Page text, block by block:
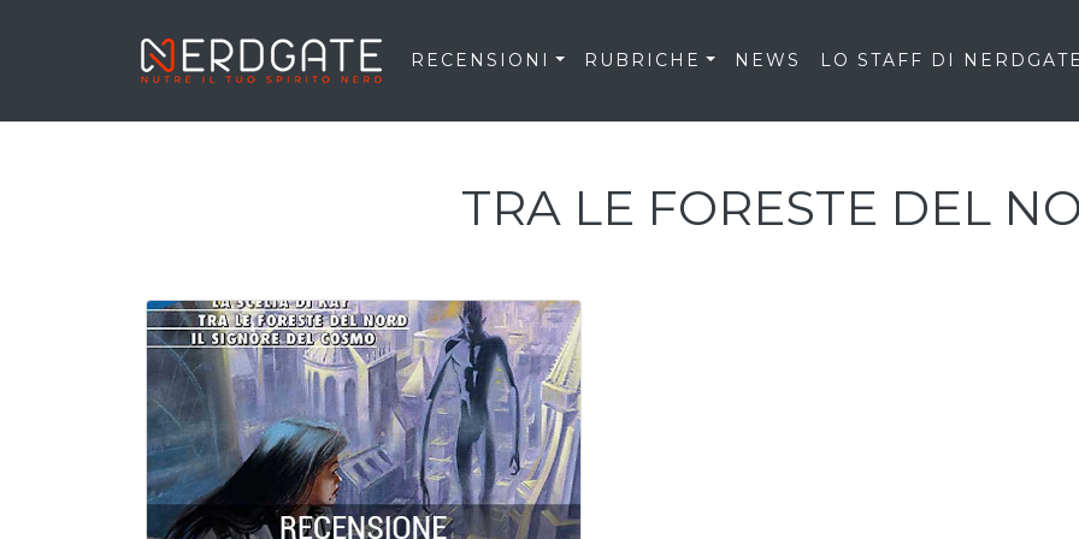
RECENSIONI RUBRICHE NEWS LO STAFF DI NERDGATE
TRA LE FORESTE DEL